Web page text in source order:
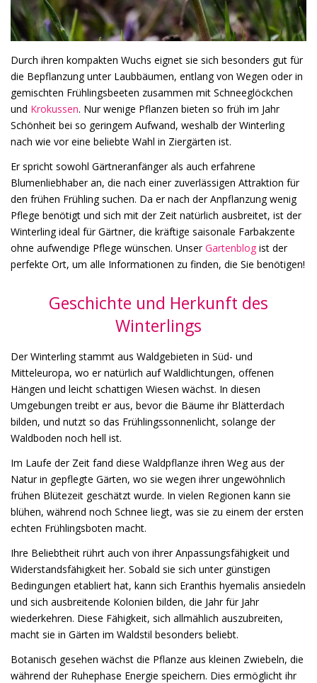
Durch ihren kompakten Wuchs eignet sie sich besonders gut für
die Bepflanzung unter Laubbäumen, entlang von Wegen oder in
gemischten Frühlingsbeeten zusammen mit Schneeglöckchen
und Krokussen. Nur wenige Pflanzen bieten so früh im Jahr
Schönheit bei so geringem Aufwand, weshalb der Winterling
nach wie vor eine beliebte Wahl in Ziergärten ist.
Er spricht sowohl Gärtneranfänger als auch erfahrene
Blumenliebhaber an, die nach einer zuverlässigen Attraktion für
den frühen Frühling suchen. Da er nach der Anpflanzung wenig
Pflege benötigt und sich mit der Zeit natürlich ausbreitet, ist der
Winterling ideal für Gärtner, die kräftige saisonale Farbakzente
ohne aufwendige Pflege wünschen. UnserGartenblog ist der
perfekte Ort, um alle Informationen zu finden, die Sie benötigen!
Geschichte und Herkunft des
Winterlings
Der Winterling stammt aus Waldgebieten in Süd- und
Mitteleuropa, wo er natürlich auf Waldlichtungen, offenen
Hängen und leicht schattigen Wiesen wächst. In diesen
Umgebungen treibt er aus, bevor die Bäume ihr Blätterdach
bilden, und nutzt so das Frühlingssonnenlicht, solange der
Waldboden noch hell ist.
Im Laufe der Zeit fand diese Waldpflanze ihren Weg aus der
Natur in gepflegte Gärten, wo sie wegen ihrer ungewöhnlich
frühen Blütezeit geschätzt wurde. In vielen Regionen kann sie
blühen, während noch Schnee liegt, was sie zu einem der ersten
echten Frühlingsboten macht.
Ihre Beliebtheit rührt auch von ihrer Anpassungsfähigkeit und
Widerstandsfähigkeit her. Sobald sie sich unter günstigen
Bedingungen etabliert hat, kann sich Eranthis hyemalis ansiedeln
und sich ausbreitende Kolonien bilden, die Jahr für Jahr
wiederkehren. Diese Fähigkeit, sich allmählich auszubreiten,
macht sie in Gärten im Waldstil besonders beliebt.
Botanisch gesehen wächst die Pflanze aus kleinen Zwiebeln, die
während der Ruhephase Energie speichern. Dies ermöglicht ihr